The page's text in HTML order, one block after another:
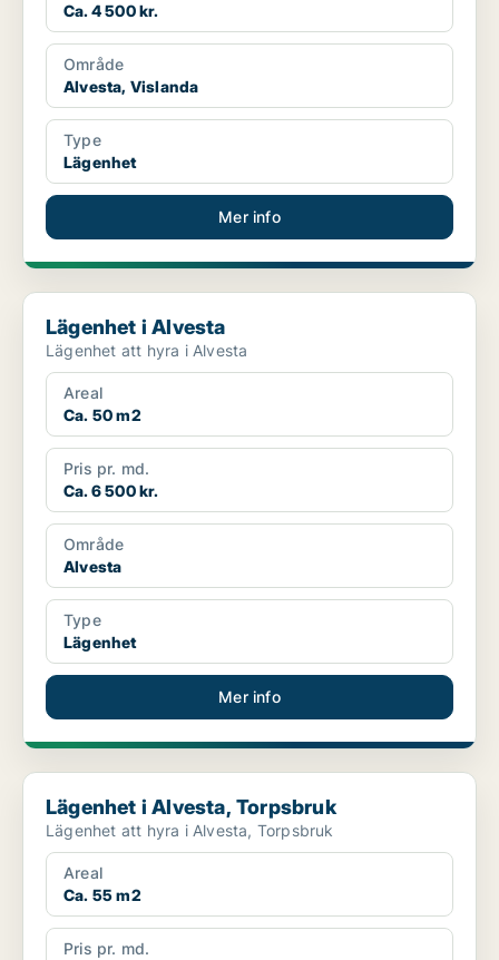
Ca. 4 500 kr.
Område
Alvesta, Vislanda
Type
Lägenhet
Mer info
Lägenhet i Alvesta
Lägenhet i Alvesta
Lägenhet att hyra i Alvesta
Areal
Ca. 50 m2
Pris pr. md.
Ca. 6 500 kr.
Område
Alvesta
Type
Lägenhet
Mer info
Lägenhet i Alvesta, Torpsbruk
Lägenhet i Alvesta, Torpsbruk
Lägenhet att hyra i Alvesta, Torpsbruk
Areal
Ca. 55 m2
Pris pr. md.